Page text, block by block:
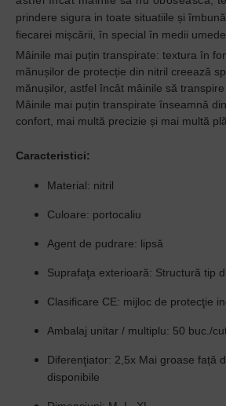
prindere sigura in toate situatiile și
fiecarei mișcării, în special în medii umede.
Mâinile mai puțin transpirate: textura în
mănușilor de protecție din nitril creează
mănușilor, astfel încât mâinile să transpire
Mâinile mai puțin transpirate înseamnă
confort, mai multă precizie și mai multă
Caracteristici:
Material: nitril
Culoare: portocaliu
Agent de pudrare: lipsă
Suprafaţa exterioară: Structură tip
Clasificare CE: mijloc de protecţie
Ambalaj unitar / multiplu: 50 buc./
Diferenţiator: 2,5x Mai groase față
disponibile